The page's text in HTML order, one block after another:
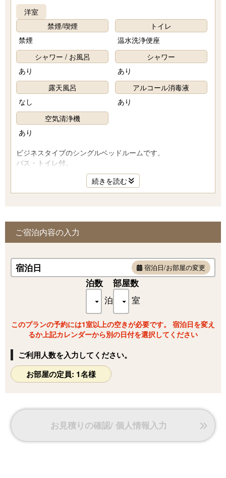
洋室
禁煙/喫煙
禁煙
トイレ
温水洗浄便座
シャワー / お風呂
あり
シャワー
あり
露天風呂
なし
アルコール消毒液
あり
空気清浄機
あり
ビジネスタイプのシングルベッドルームです。
バス・トイレ付。
続きを読む
ご宿泊内容の入力
宿泊日 宿泊日/お部屋の変更
泊数
泊
部屋数
室
このプランの予約には1室以上の空きが必要です。 宿泊日を変え
るか上記カレンダーから別の日付を選択してください
ご利用人数を入力してください。
お部屋の定員: 1名様
お見積りの確認/ 個人情報入力